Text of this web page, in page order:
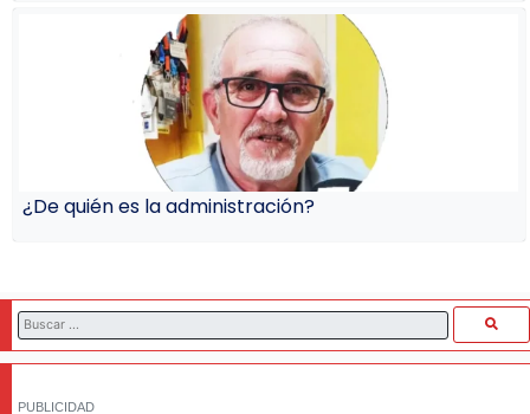
¿De quién es la administración?
PUBLICIDAD